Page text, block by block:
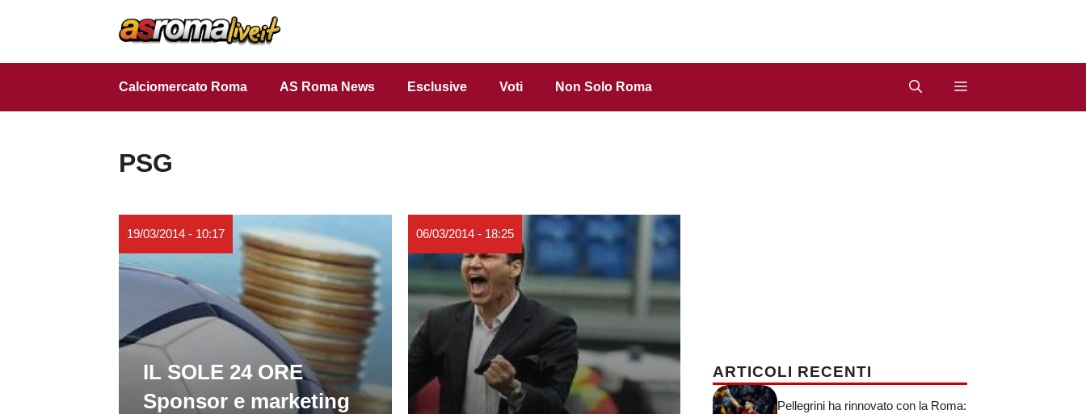
Calciomercato Roma AS Roma News Esclusive Voti Non Solo Roma
PSG
19/03/2014 - 10:17
IL SOLE 24 ORE
Sponsor e marketing
06/03/2014 - 18:25
ARTICOLI RECENTI
Pellegrini ha rinnovato con la Roma: